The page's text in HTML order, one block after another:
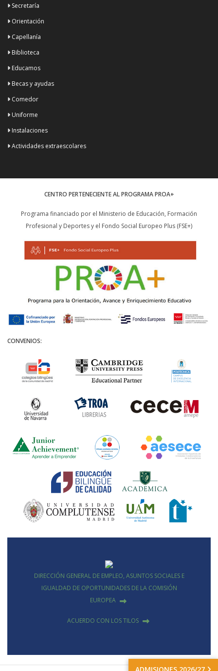
Secretaría
Orientación
Capellanía
Biblioteca
Educamos
Becas y ayudas
Comedor
Uniforme
Instalaciones
Actividades extraescolares
CENTRO PERTENECIENTE AL PROGRAMA PROA+
Programa financiado por el Ministerio de Educación, Formación
Profesional y Deportes y el Fondo Social Europeo Plus (FSE+)
CONVENIOS:
DIRECCIÓN GENERAL DE EMPLEO, ASUNTOS SOCIALES E
IGUALDAD DE OPORTUNIDADES DE LA COMISIÓN
EUROPEA
ACUERDO CON LOS TILOS